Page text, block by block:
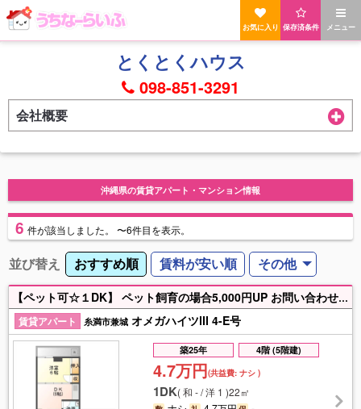
メニュー
保存済条件
お気に入り
とくとくハウス
098-851-3291
会社概要
沖縄県の賃貸アパート・マンション情報
6 件が該当しました。 〜6件目を表示。
並び替え おすすめ順 賃料が安い順 その他
【ペット可☆１DK】 ペット飼育の場合5,000円UP お問い合わせお待ちしております♪
賃貸アパート
糸満市兼城 オメガハイツⅢ 4-E号
築25年 4階 (5階建)
4.7万円(共益費:ナシ )
1DK(和 - / 洋 1 )22㎡